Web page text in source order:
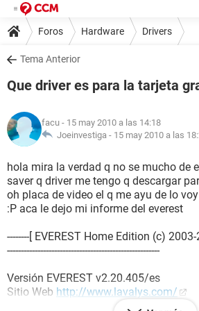
Foros Hardware Drivers
Tema Anterior
Que driver es para la tarjeta
facu - 15 may 2010 a las 14:18
Joeinvestiga - 15 may 2010 a las
hola mira la verdad q no se mucho de
saver q driver me tengo q descargar
oh placa de video el q me ayu de lo
:P aca le dejo mi informe del everest
--------[ EVEREST Home Edition (c)
-------------------------------------------------------
Versión EVEREST v2.20.405/es
Sitio Web http://www.lavalys.com/
Tipo de informe Asistente de informes